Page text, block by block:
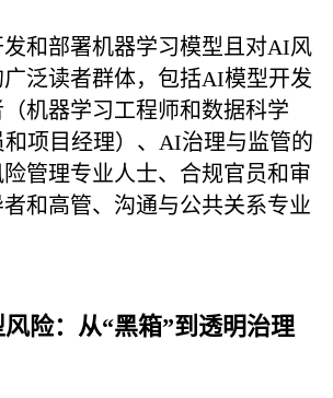
发和部署机器学习模型且对AI风
泛读者群体，包括AI模型开发
机器学习工程师和数据科学
项目经理）、AI治理与监管的
管理专业人士、合规官员和审
和高管、沟通与公共关系专业
险：从“黑箱”到透明治理